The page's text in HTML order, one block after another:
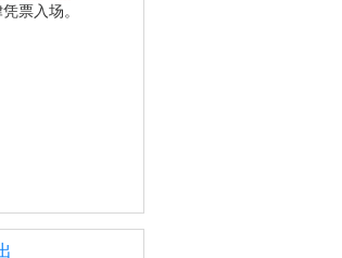
票入场。